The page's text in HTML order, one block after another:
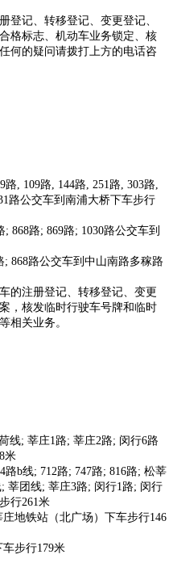
登记、转移登记、变更登记、
格标志、机动车业务锁定、核
何的疑问请拨打上方的电话咨
, 109路, 144路, 251路, 303路,
路公交车到南浦大桥下车步行
868路; 869路; 1030路公交车到
; 868路公交车到中山南路多稼路
的注册登记、转移登记、变更
，核发临时行驶车号牌和临时
相关业务。
线; 莘庄1路; 莘庄2路; 闵行6路
米
路b线; 712路; 747路; 816路; 松莘
莘团线; 莘庄3路; 闵行1路; 闵行
行261米
地铁站（北广场）下车步行146
步行179米